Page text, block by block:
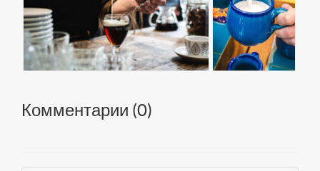
Комментарии (0)